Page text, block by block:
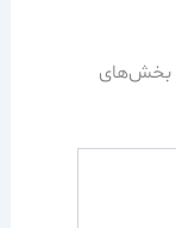
بخش‌های